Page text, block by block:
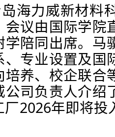
海力威新材料
会议由国际学
学陪同出席。
、专业设置及
培养、校企联
公司负责人介
2026年即将